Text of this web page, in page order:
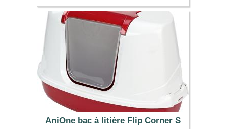
19.99 €
AniOne bac à litière Flip Corner S